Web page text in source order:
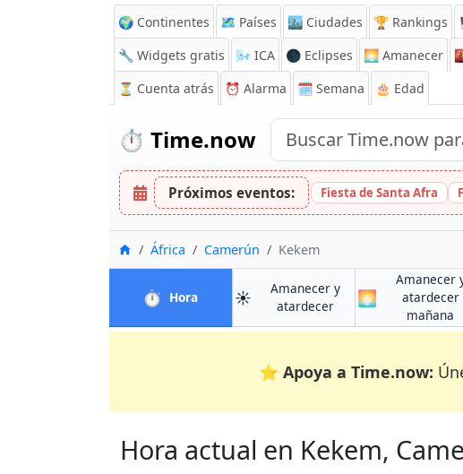
🌍 Continentes 🗺️ Países 🏙️ Ciudades 🏆 Rankings
🔧 Widgets gratis
🌬️ ICA 🌑 Eclipses 🌅 Amanecer
⏳ Cuenta atrás ⏰ Alarma 🗓️ Semana 🎂 Edad
⏱️ Time.now
Próximos eventos: Fiesta de Santa Afra
InicioÁfrica Camerún Kekem
⏱️ Horaen Kekem
☀️
Amanecer y
atardeceren Kekem
🌅
Amanecer
atardecer
mañana
⭐ Apoya a Time.now:
Hora actual en Kekem,